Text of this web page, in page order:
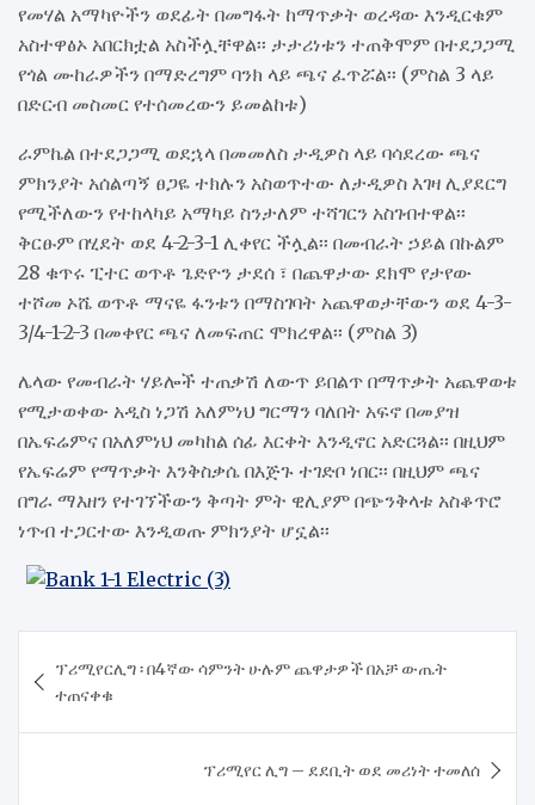
የመሃል አማካዮችን ወደፊት በመግፋት ከማጥቃት ወረዳው እንዲርቁም
አስተዋፅኦ አበርክቷል አስችሏቸዋል፡፡ ታታሪነቱን ተጠቅሞም በተደጋጋሚ
የጎል ሙከራዎችን በማድረግም ባንክ ላይ ጫና ፈጥሯል፡፡ (ምስል 3 ላይ
በድርብ መስመር የተሰመረውን ይመልከቱ)
ራምኬል በተደጋጋሚ ወደኋላ በመመለስ ታዲዎስ ላይ ባሳደረው ጫና
ምክንያት አሰልጣኝ ፀጋዬ ተክሉን አስወጥተው ለታዲዎስ እገዛ ሊያደርግ
የሚችለውን የተከላካይ አማካይ ስንታለም ተሻገርን አስገብተዋል፡፡
ቅርፁም በሂደት ወደ 4-2-3-1 ሊቀየር ችሏል፡፡ በመብራት ኃይል በኩልም
28 ቁጥሩ ፒተር ወጥቶ ጌድዮን ታደሰ ፣ በጨዋታው ደክሞ የታየው
ተሾመ ኦሼ ወጥቶ ማናዬ ፋንቱን በማስገባት አጨዋወታቸውን ወደ 4-3-
3/4-1-2-3 በመቀየር ጫና ለመፍጠር ሞክረዋል፡፡ (ምስል 3)
ሌላው የመብራት ሃይሎች ተጠቃሽ ለውጥ ይበልጥ በማጥቃት አጨዋወቱ
የሚታወቀው አዲስ ነጋሽ አለምነህ ግርማን ባለበት አፍኖ በመያዝ
በኤፍሬምና በአለምነህ መካከል ሰፊ እርቀት እንዲኖር አድርጓል፡፡ በዚህም
የኤፍሬም የማጥቃት እንቅስቃሴ በእጅጉ ተገድቦ ነበር፡፡ በዚህም ጫና
በግራ ማእዘን የተገኘችውን ቅጣት ምት ዊሊያም በጭንቅላቱ አስቆጥሮ
ነጥብ ተጋርተው እንዲወጡ ምክንያት ሆኗል፡፡
navigation
ፕሪሚየርሊግ ፡ በ4ኛው ሳምንት ሁሉም ጨዋታዎች በአቻ ውጤት
ተጠናቀቁ
ፕሪሚየር ሊግ – ደደቢት ወደ መሪነት ተመለሰ